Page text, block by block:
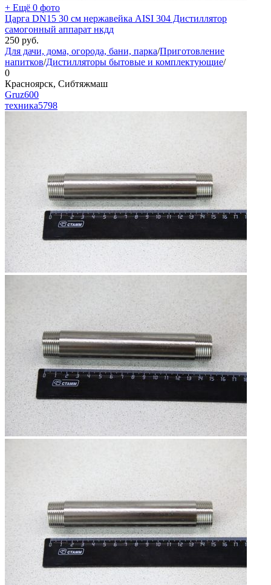
+ Ещё 0 фото
Царга DN15 30 см нержавейка AISI 304 Дистиллятор
самогонный аппарат нкдд
250 руб.
Для дачи, дома, огорода, бани, парка/Приготовление
напитков/Дистилляторы бытовые и комплектующие/
0
Красноярск, Сибтяжмаш
Gruz600
техника5798